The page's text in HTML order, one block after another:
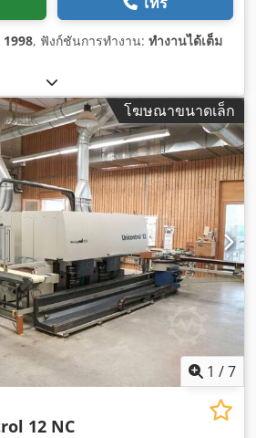
1998, ฟังก์ชันการทำงาน: ทำงานได้เต็ม
โฆษณาขนาดเล็ก
1 /7
12 NC